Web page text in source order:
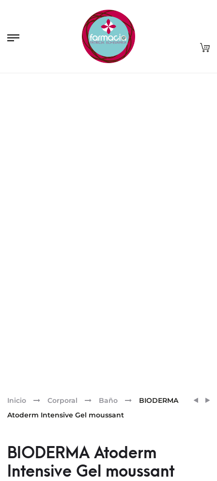
Inicio Corporal Baño
BIODERMA
Atoderm Intensive Gel moussant
BIODERMA Atoderm
Intensive Gel moussant